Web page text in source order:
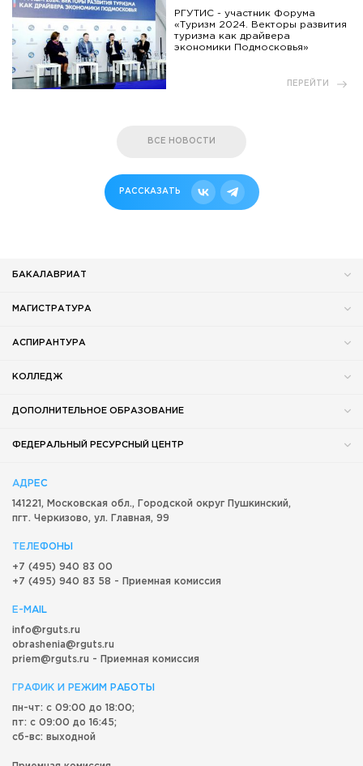
РГУТИС - участник Форума
«Туризм 2024. Векторы развития
туризма как драйвера
экономики Подмосковья»
ПЕРЕЙТИ
ВСЕ НОВОСТИ
РАССКАЗАТЬ
БАКАЛАВРИАТ
МАГИСТРАТУРА
АСПИРАНТУРА
КОЛЛЕДЖ
ДОПОЛНИТЕЛЬНОЕ ОБРАЗОВАНИЕ
ФЕДЕРАЛЬНЫЙ РЕСУРСНЫЙ ЦЕНТР
АДРЕС
141221, Московская обл., Городской округ Пушкинский,
пгт. Черкизово, ул. Главная, 99
ТЕЛЕФОНЫ
+7 (495) 940 83 00
+7 (495) 940 83 58 - Приемная комиссия
E-MAIL
info@rguts.ru
obrashenia@rguts.ru
priem@rguts.ru - Приемная комиссия
ГРАФИК И РЕЖИМ РАБОТЫ
пн-чт: с 09:00 до 18:00;
пт: с 09:00 до 16:45;
сб-вс: выходной